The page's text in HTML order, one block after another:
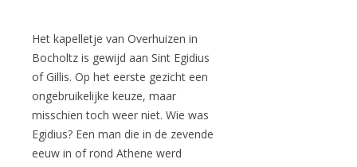
Het kapelletje van Overhuizen in
Bocholtz is gewijd aan Sint Egidius
of Gillis. Op het eerste gezicht een
ongebruikelijke keuze, maar
misschien toch weer niet. Wie was
Egidius? Een man die in de zevende
eeuw in of rond Athene werd